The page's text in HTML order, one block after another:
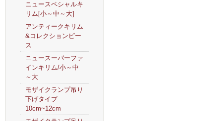
ニュースペシャルキ
リム[小～中～大]
アンティークキリム
&コレクションピー
ス
ニュースーパーファ
インキリム/小～中
～大
モザイクランプ吊り
下げタイプ
10cm~12cm